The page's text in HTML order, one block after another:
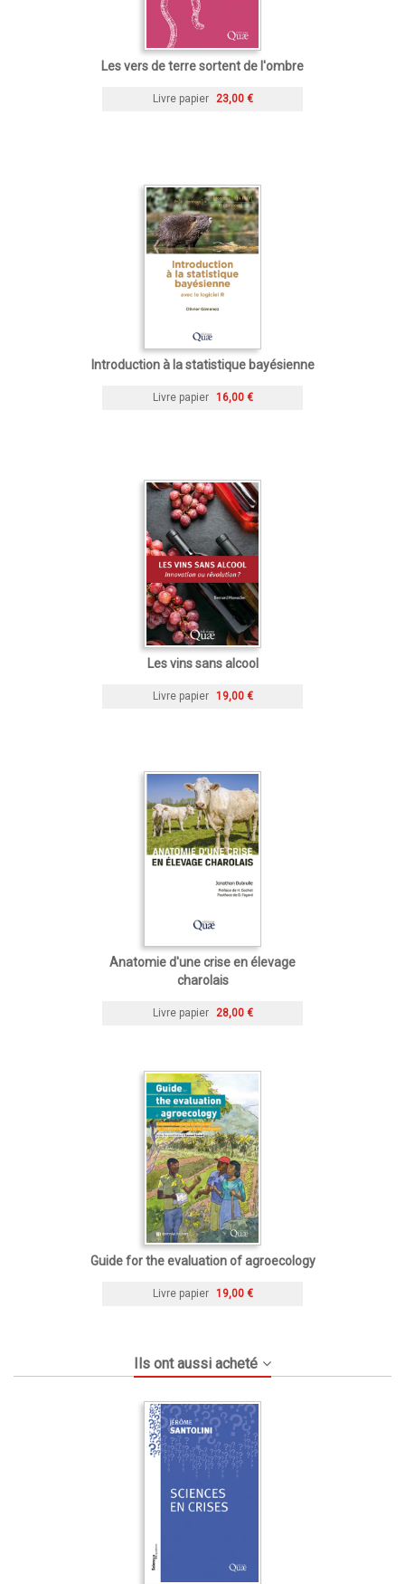
Les vers de terre sortent de l'ombre
Livre papier 23,00 €
Introduction à la statistique bayésienne
Livre papier 16,00 €
Les vins sans alcool
Livre papier 19,00 €
Anatomie d'une crise en élevage
charolais
Livre papier 28,00 €
Guide for the evaluation of agroecology
Livre papier 19,00 €
Ils ont aussi acheté